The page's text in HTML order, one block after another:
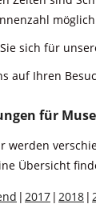
sich für
auf Ihren
für
werden
Übersicht
2017 2018